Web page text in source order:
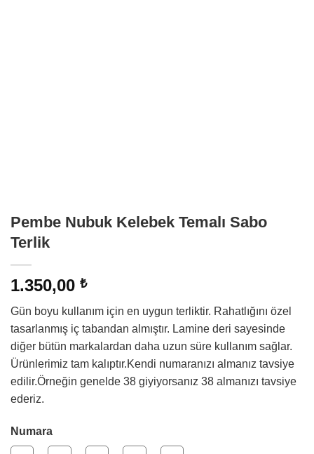
Pembe Nubuk Kelebek Temalı Sabo
Terlik
1.350,00 ₺
Gün boyu kullanım için en uygun terliktir. Rahatlığını özel
tasarlanmış iç tabandan almıştır. Lamine deri sayesinde
diğer bütün markalardan daha uzun süre kullanım sağlar.
Ürünlerimiz tam kalıptır.Kendi numaranızı almanız tavsiye
edilir.Örneğin genelde 38 giyiyorsanız 38 almanızı tavsiye
ederiz.
Numara